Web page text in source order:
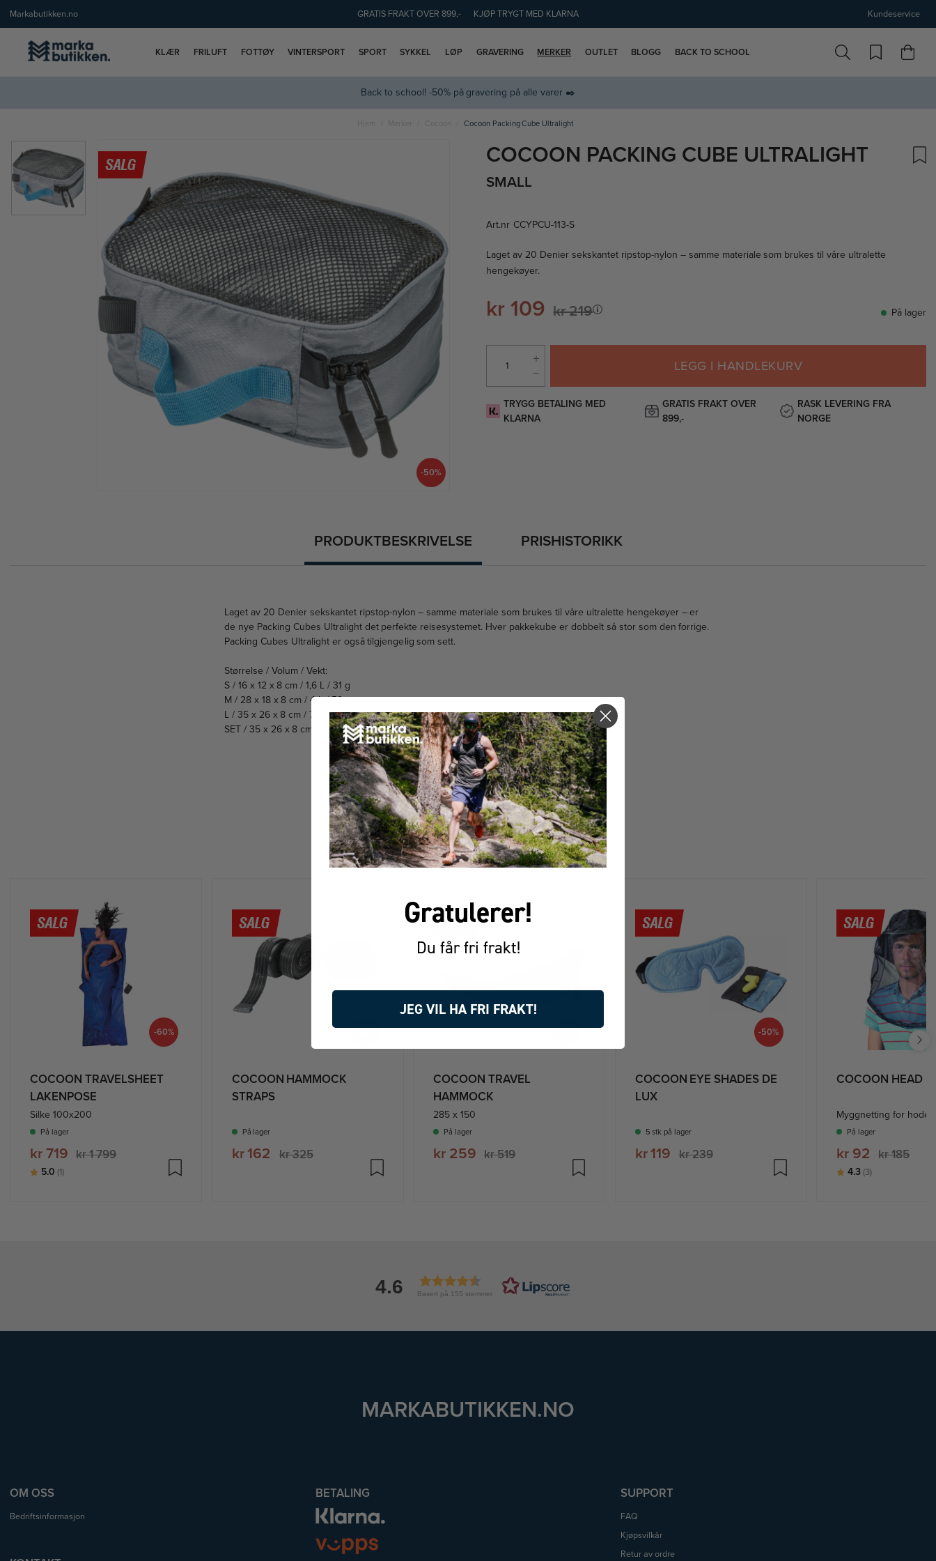
Markabutikken.no GRATIS FRAKT OVER 899,- KJØP TRYGT MED KLARNA Kundeservice
KLÆR FRILUFT FOTTØY VINTERSPORT SPORT SYKKEL LØP GRAVERING MERKER OUTLET BLOGG BACK TO SCHOOL
Back to school! -50% på gravering på alle varer ✒️
Hjem Merker Cocoon Packing Cube Ultralight
-50%
COCOON PACKING CUBE ULTRALIGHT
SMALL
Art.nr CCYPCU-113-S
Laget av 20 Denier sekskantet ripstop-nylon – samme materiale som brukes til våre ultralette
hengekøyer.
kr 109 kr 219 På lager
LEGG I HANDLEKURV
TRYGG BETALING MED
KLARNA
GRATIS FRAKT OVER
899,-
RASK LEVERING FRA
NORGE
PRODUKTBESKRIVELSE PRISHISTORIKK
Laget av 20 Denier sekskantet ripstop-nylon – samme materiale som brukes til våre ultralette hengekøyer – er
de nye Packing Cubes Ultralight det perfekte reisesystemet. Hver pakkekube er dobbelt så stor som den forrige.
Packing Cubes Ultralight er også tilgjengelig som sett.
Størrelse / Volum / Vekt:
S / 16 x 12 x 8 cm / 1,6 L / 31 g
M / 28 x 18 x 8 cm / 4 L / 52 g
L / 35 x 26 x 8 cm / 7,3 L / 71 g
SET / 35 x 26 x 8 cm / / 154 g
FÅR VI FORESLÅ
ANDRE KJØPTE DETTE
-60%
COCOON TRAVELSHEET
LAKENPOSE
Silke 100x200
På lager
kr 719 kr 1 799
Karakter:
5.0 (1)av 5 mulige
COCOON HAMMOCK
STRAPS
På lager
kr 162 kr 325
COCOON TRAVEL
HAMMOCK
285 x 150
På lager
kr 259 kr 519
-50%
COCOON EYE SHADES DE
LUX
5 stk på lager
kr 119 kr 239
COCOON HEAD
Myggnetting for hode
På lager
kr 92 kr 185
Karakter:
4.3(3)av 5 mulige
4.6 Basert på 155 stemmer
MARKABUTIKKEN.NO
OM OSS
Bedriftsinformasjon
BETALING SUPPORT
FAQ
Kjøpsvilkår
Retur av ordre
Gratulerer!
Du får fri frakt!
JEG VIL HA FRI FRAKT!